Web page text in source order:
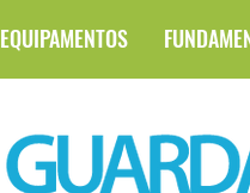
EQUIPAMENTOS